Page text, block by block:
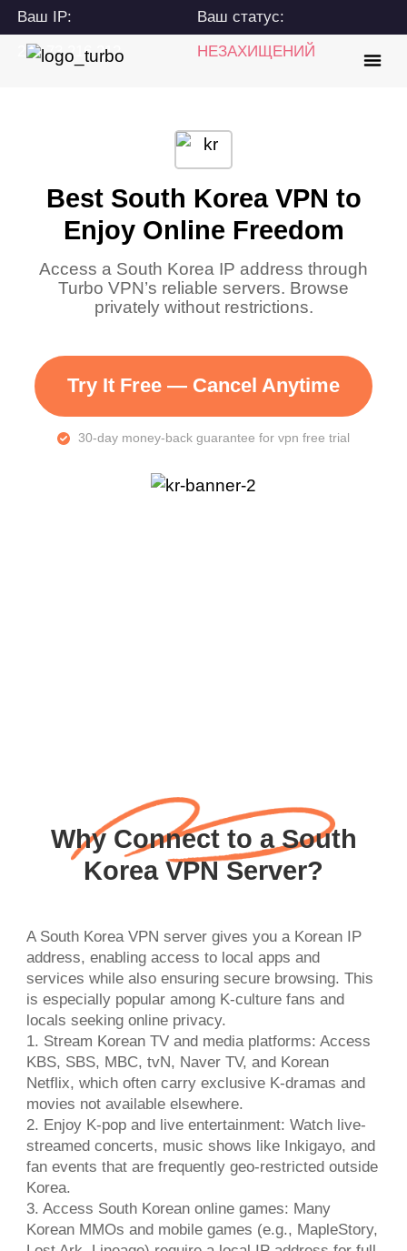
Ваш IP:
216.73.216.212
Ваш статус:
НЕЗАХИЩЕНИЙ
Best South Korea VPN to
Enjoy Online Freedom
Access a South Korea IP address through
Turbo VPN’s reliable servers. Browse
privately without restrictions.
Try It Free — Cancel Anytime
30-day money-back guarantee for vpn free trial
Why Connect to a South
Korea VPN Server?
A South Korea VPN server gives you a Korean IP
address, enabling access to local apps and
services while also ensuring secure browsing. This
is especially popular among K-culture fans and
locals seeking online privacy.
1. Stream Korean TV and media platforms: Access
KBS, SBS, MBC, tvN, Naver TV, and Korean
Netflix, which often carry exclusive K-dramas and
movies not available elsewhere.
2. Enjoy K-pop and live entertainment: Watch live-
streamed concerts, music shows like Inkigayo, and
fan events that are frequently geo-restricted outside
Korea.
3. Access South Korean online games: Many
Korean MMOs and mobile games (e.g., MapleStory,